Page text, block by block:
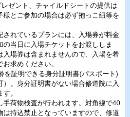
ゼント、チャイルドシートの提供は
様とご参加の場合は必ず抱っこ紐等を
れているプランには、入場券が料金
当日に入場チケットをお渡ししま
入場券は含まれませんので、入場を希
求めください。
証明できる身分証明書(パスポート)
。身分証明書がない場合修道院に入
。
荷物検査が行われます。対角線で40
は持込禁止となっていますので、修道